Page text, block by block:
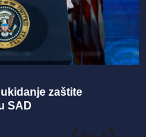
zaštite
SAD